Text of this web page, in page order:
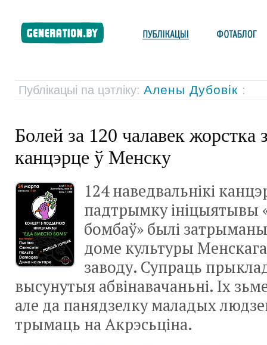
Публікацыі па цэтліку: Алены Дубовік :
Болей за 120 чалавек жорстка
канцэрце ў Менску
124 наведвальнікі
падтрымку ініцыятывы
бомбаў» былі
доме культуры
заводу. Супраць
высунутыя абвінавачаньні. Іх
але да панядзелку маладых
трымаць на Акрэсьціна.